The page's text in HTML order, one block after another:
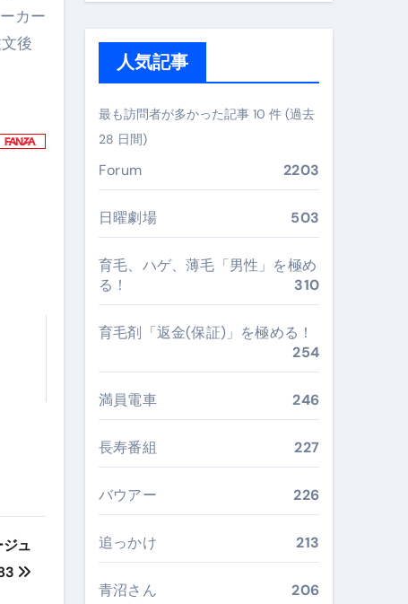
ド
”実践大全
Peach／FDA／ソラシドエアを目的別に選ぶコツと、失敗し
。いま選ばれている新定番ドメイン
レ #美容 #健康 #雑学 #ナレーター #小林将大
レ #美容 #健康 #雑学 #ナレーター #小林将大
すすめ・選び方・洗い方・Q&Aまで
たの寝室に最適解を出す快眠ガイド
安値で実現する究極の旅術
義する新しいサプリ体験
全ガイドブック
カー
後
ュ
人気記事
最も訪問者が多かった記事 10 件 (過去
28 日間)
Forum 2203
日曜劇場 503
育毛、ハゲ、薄毛「男性」を極め
る！
310
育毛剤「返金(保証)」を極める！
254
満員電車 246
長寿番組 227
バウアー 226
追っかけ 213
青沼さん 206